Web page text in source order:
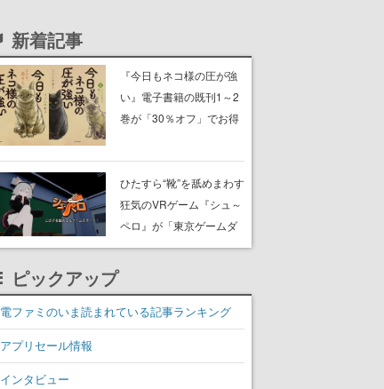
新着記事
『今日もネコ様の圧が強
い』電子書籍の既刊1～2
巻が「30％オフ」でお得
たネコたちと、ネコを溺
愛する人間のすれ違いを
描く
ひたすら“靴”を舐めまわす
狂気のVRゲーム『シュ～
ペロ』が「東京ゲームダ
ンジョン」に展示中。キ
前のめり。公式アカウン
トも開設され、2026年リ
ピックアップ
電ファミのいま読まれている記事ランキング
アプリセール情報
インタビュー